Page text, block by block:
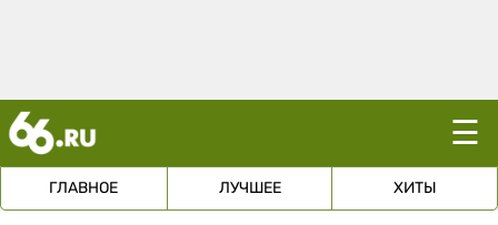
☰
ГЛАВНОЕ ЛУЧШЕЕ ХИТЫ